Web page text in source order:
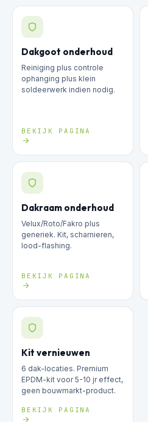
Dakgoot onderhoud
Reiniging plus controle
ophanging plus klein
soldeerwerk indien nodig.
BEKIJK PAGINA
Dakraam onderhoud
Velux/Roto/Fakro plus
generiek. Kit, scharnieren,
lood-flashing.
BEKIJK PAGINA
Kit vernieuwen
6 dak-locaties. Premium
EPDM-kit voor 5-10 jr effect,
geen bouwmarkt-product.
BEKIJK PAGINA